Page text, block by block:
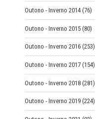
Outono - Inverno 2014 (76)
Outono - Inverno 2015 (80)
Outono - Inverno 2016 (253)
Outono - Inverno 2017 (154)
Outono - Inverno 2018 (281)
Outono - Inverno 2019 (224)